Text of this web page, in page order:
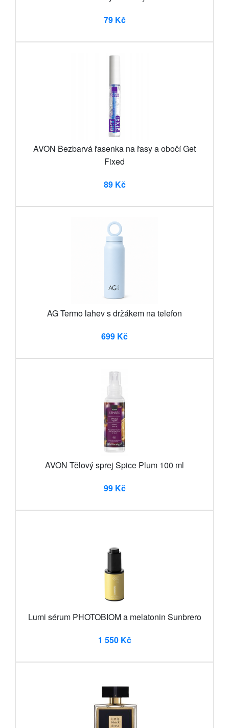
79 Kč
AVON Bezbarvá řasenka na řasy a obočí Get
Fixed
89 Kč
AG Termo lahev s držákem na telefon
699 Kč
AVON Tělový sprej Spice Plum 100 ml
99 Kč
Lumi sérum PHOTOBIOM a melatonin Sunbrero
1 550 Kč